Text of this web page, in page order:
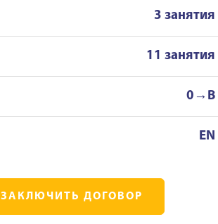
3 занятия
11 занятия
0→B
EN
ЗАКЛЮЧИТЬ ДОГОВОР